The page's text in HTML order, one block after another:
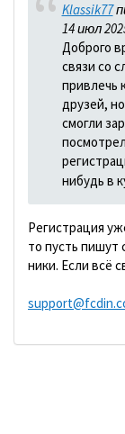
Klassik77
14 июл
Доброго
связи со
привлечь
друзей,
смогли
нибудь в
Регистрация
то пусть пишут
ники. Если всё